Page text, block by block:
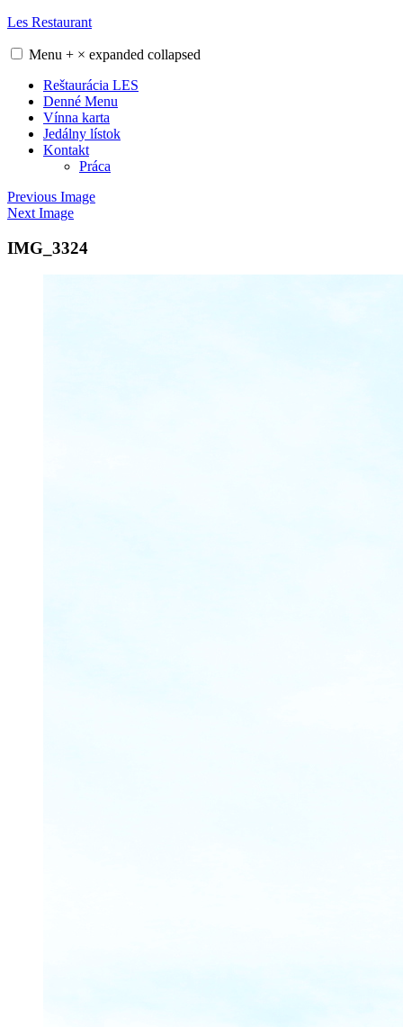
Skip
content
Les Restaurant
Menu + × expanded collapsed
Reštaurácia LES
Denné Menu
Vínna karta
Jedálny lístok
Kontakt
Práca
Previous Image
Next Image
IMG_3324